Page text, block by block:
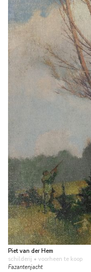
Piet van der Hem
schilderij • voorheen te koop
Fazantenjacht